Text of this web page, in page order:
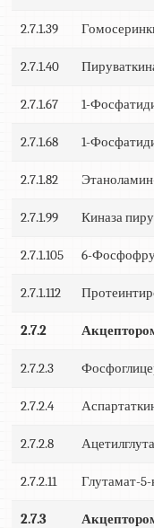
2.7.1.39
2.7.1.40
2.7.1.67 1-
2.7.1.68 1-
2.7.1.82
2.7.1.99 Киназа
2.7.1.105 6-
2.7.1.112
2.7.2
2.7.2.3
2.7.2.4
2.7.2.8
2.7.2.11 Глутамат-5-
2.7.3